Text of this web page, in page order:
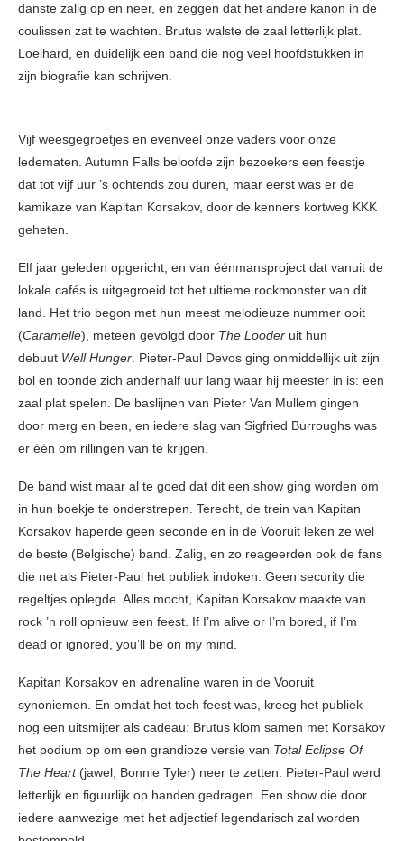
danste zalig op en neer, en zeggen dat het andere kanon in de
coulissen zat te wachten. Brutus walste de zaal letterlijk plat.
Loeihard, en duidelijk een band die nog veel hoofdstukken in
zijn biografie kan schrijven.
Vijf weesgegroetjes en evenveel onze vaders voor onze
ledematen. Autumn Falls beloofde zijn bezoekers een feestje
dat tot vijf uur ’s ochtends zou duren, maar eerst was er de
kamikaze van Kapitan Korsakov, door de kenners kortweg KKK
geheten.
Elf jaar geleden opgericht, en van éénmansproject dat vanuit de
lokale cafés is uitgegroeid tot het ultieme rockmonster van dit
land. Het trio begon met hun meest melodieuze nummer ooit
(Caramelle), meteen gevolgd door The Looder uit hun
debuut Well Hunger. Pieter-Paul Devos ging onmiddellijk uit zijn
bol en toonde zich anderhalf uur lang waar hij meester in is: een
zaal plat spelen. De baslijnen van Pieter Van Mullem gingen
door merg en been, en iedere slag van Sigfried Burroughs was
er één om rillingen van te krijgen.
De band wist maar al te goed dat dit een show ging worden om
in hun boekje te onderstrepen. Terecht, de trein van Kapitan
Korsakov haperde geen seconde en in de Vooruit leken ze wel
de beste (Belgische) band. Zalig, en zo reageerden ook de fans
die net als Pieter-Paul het publiek indoken. Geen security die
regeltjes oplegde. Alles mocht, Kapitan Korsakov maakte van
rock ’n roll opnieuw een feest. If I’m alive or I’m bored, if I’m
dead or ignored, you’ll be on my mind.
Kapitan Korsakov en adrenaline waren in de Vooruit
synoniemen. En omdat het toch feest was, kreeg het publiek
nog een uitsmijter als cadeau: Brutus klom samen met Korsakov
het podium op om een grandioze versie van Total Eclipse Of
The Heart(jawel, Bonnie Tyler) neer te zetten. Pieter-Paul werd
letterlijk en figuurlijk op handen gedragen. Een show die door
iedere aanwezige met het adjectief legendarisch zal worden